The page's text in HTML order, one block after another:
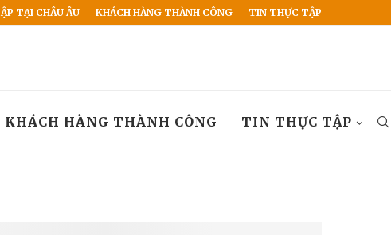
TẠI CHÂU ÂU KHÁCH HÀNG THÀNH CÔNG TIN THỰC TẬP
KHÁCH HÀNG THÀNH CÔNG TIN THỰC TẬP